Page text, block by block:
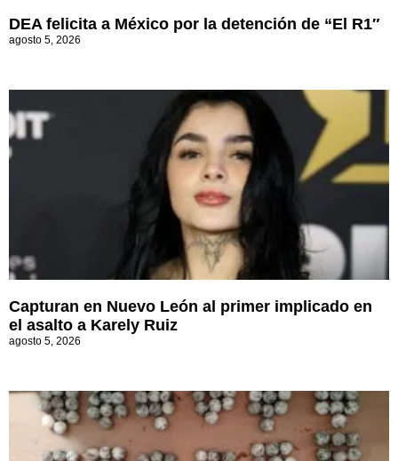
DEA felicita a México por la detención de “El R1″
agosto 5, 2026
Capturan en Nuevo León al primer implicado en
el asalto a Karely Ruiz
agosto 5, 2026